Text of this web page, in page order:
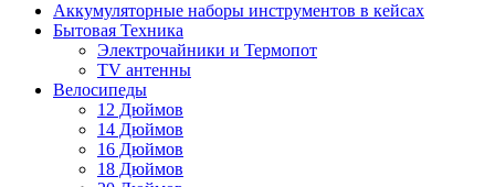
Аккумуляторные наборы инструментов в кейсах
Бытовая Техника
Электрочайники и Термопот
TV антенны
Велосипеды
12 Дюймов
14 Дюймов
16 Дюймов
18 Дюймов